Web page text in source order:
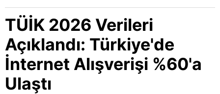
TÜİK 2026 Verileri
Açıklandı: Türkiye'de
İnternet Alışverişi %60'a
Ulaştı